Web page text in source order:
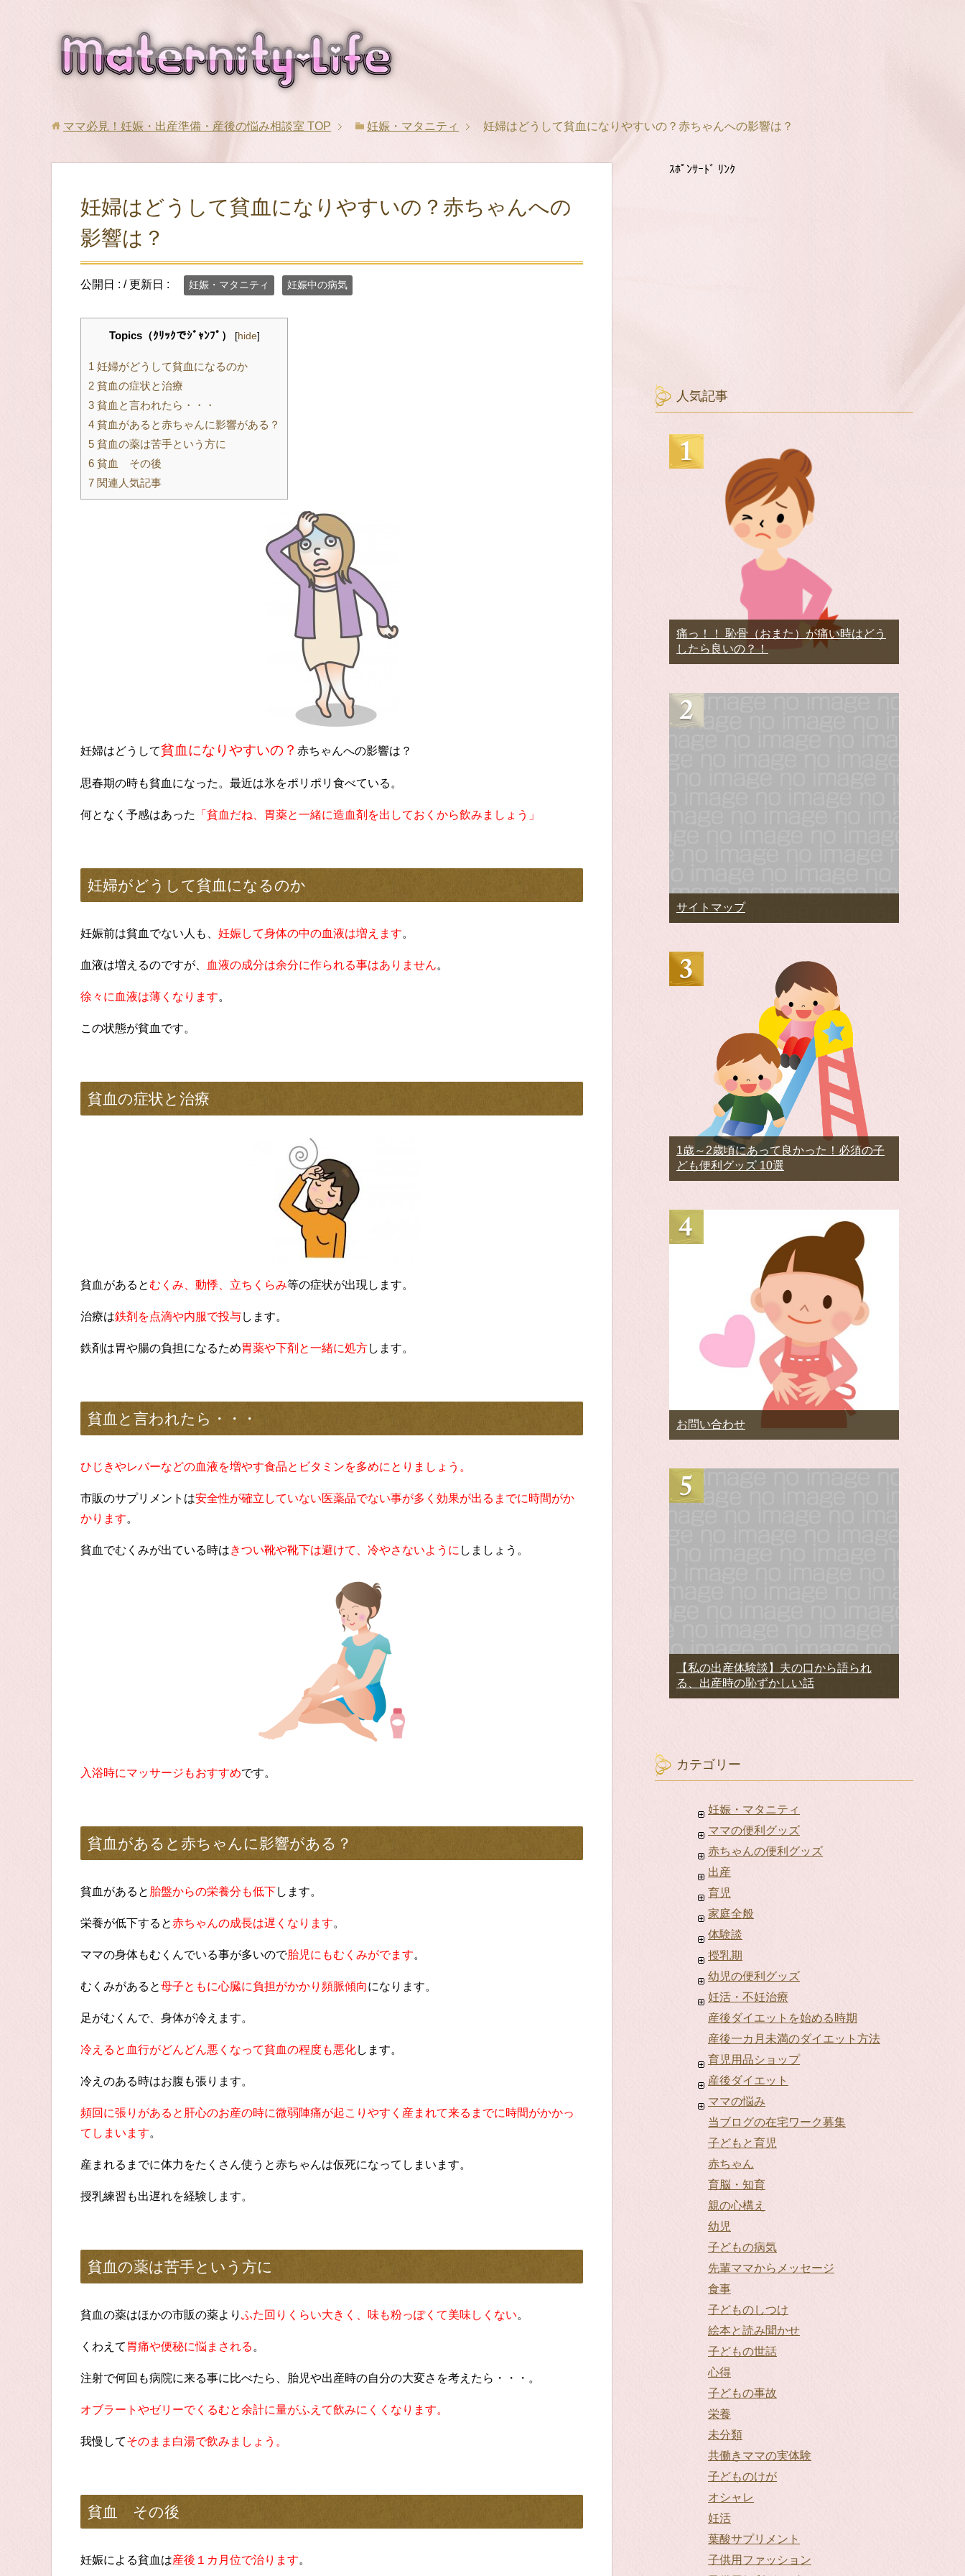
ママ必見！妊娠・出産準備・産後の悩み相談室 TOP 妊娠・マタニティ 妊婦はどうして貧血になりやすいの？赤ちゃんへの影響は？
妊婦はどうして貧血になりやすいの？赤ちゃんへの
影響は？
公開日 : / 更新日 : 妊娠・マタニティ 妊娠中の病気
Topics（ｸﾘｯｸでｼﾞｬﾝﾌﾟ） [hide]
1 妊婦がどうして貧血になるのか
2 貧血の症状と治療
3 貧血と言われたら・・・
4 貧血があると赤ちゃんに影響がある？
5 貧血の薬は苦手という方に
6 貧血 その後
7 関連人気記事
妊婦はどうして貧血になりやすいの？ 赤ちゃんへの影響は？
思春期の時も貧血になった。最近は氷をポリポリ食べている。
何となく予感はあった 「貧血だね、胃薬と一緒に造血剤を出しておくから飲みましょう」
妊婦がどうして貧血になるのか
妊娠前は貧血でない人も、 妊娠して身体の中の血液は増えます。
血液は増えるのですが、 血液の成分は余分に作られる事はありません。
徐々に血液は薄くなります。
この状態が貧血です。
貧血の症状と治療
貧血があるとむくみ、動悸、立ちくらみ等の症状が出現します。
治療は鉄剤を点滴や内服で投与します。
鉄剤は胃や腸の負担になるため胃薬や下剤と一緒に処方します。
貧血と言われたら・・・
ひじきやレバーなどの血液を増やす食品とビタミンを多めにとりましょう。
市販のサプリメントは安全性が確立していない医薬品でない事が多く効果が出るまでに時間がか
かります。
貧血でむくみが出ている時はきつい靴や靴下は避けて、冷やさないように しましょう。
入浴時にマッサージもおすすめです。
貧血があると赤ちゃんに影響がある？
貧血があると 胎盤からの栄養分も低下します。
栄養が低下すると赤ちゃんの成長は遅くなります。
ママの身体もむくんでいる事が多いので胎児にもむくみがでます。
むくみがあると母子ともに心臓に負担がかかり頻脈傾向になります。
足がむくんで、身体が冷えます。
冷えると血行がどんどん悪くなって貧血の程度も悪化します。
冷えのある時はお腹も張ります。
頻回に張りがあると肝心のお産の時に微弱陣痛が起こりやすく産まれて来るまでに時間がかかっ
てしまいます。
産まれるまでに体力をたくさん使うと赤ちゃんは仮死になってしまいます。
授乳練習も出遅れを経験します。
貧血の薬は苦手という方に
貧血の薬はほかの市販の薬より ふた回りくらい大きく、味も粉っぽくて美味しくない。
くわえて 胃痛や便秘に悩まされる 。
注射で何回も病院に来る事に比べたら、胎児や出産時の自分の大変さを考えたら・・・。
オブラートやゼリーでくるむと余計に量がふえて飲みにくくなります。
我慢してそのまま白湯で飲みましょう。
貧血 その後
妊娠による貧血は産後１カ月位で治ります。
ｽﾎﾟﾝｻｰﾄﾞ ﾘﾝｸ
人気記事
痛っ！！ 恥骨（おまた）が痛い時はどう
したら良いの？！
サイトマップ
1歳～2歳頃にあって良かった！必須の子
ども便利グッズ 10選
お問い合わせ
【私の出産体験談】夫の口から語られ
る、出産時の恥ずかしい話
カテゴリー
妊娠・マタニティ
ママの便利グッズ
赤ちゃんの便利グッズ
出産
育児
家庭全般
体験談
授乳期
幼児の便利グッズ
妊活・不妊治療
産後ダイエットを始める時期
産後一カ月未満のダイエット方法
育児用品ショップ
産後ダイエット
ママの悩み
当ブログの在宅ワーク募集
子どもと育児
赤ちゃん
育脳・知育
親の心構え
幼児
子どもの病気
先輩ママからメッセージ
食事
子どものしつけ
絵本と読み聞かせ
子どもの世話
心得
子どもの事故
栄養
未分類
共働きママの実体験
子どものけが
オシャレ
妊活
葉酸サプリメント
子供用ファッション